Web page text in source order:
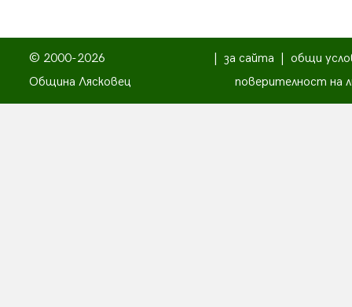
© 2000-2026
Община Лясковец
за сайта
общи
поверителност на